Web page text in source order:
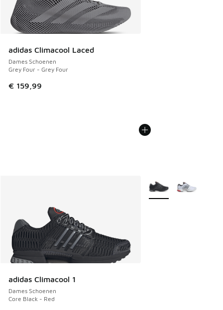
adidas Climacool Laced
Dames Schoenen
Grey Four - Grey Four
€ 159,99
adidas Climacool 1
Dames Schoenen
Core Black - Red
Meer kleuren